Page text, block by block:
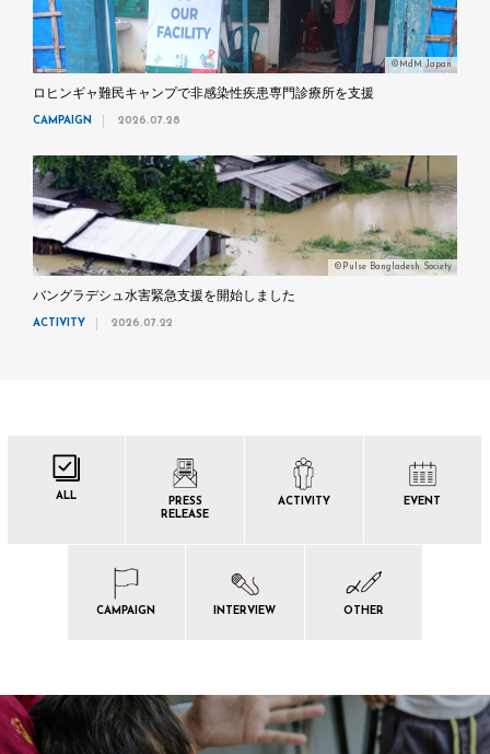
©MdM Japan
ロヒンギャ難民キャンプで非感染性疾患専門診療所を支援
CAMPAIGN 2026.07.28
©Pulse Bangladesh Society
バングラデシュ水害緊急支援を開始しました
ACTIVITY 2026.07.22
ALL
PRESS
RELEASE
ACTIVITY EVENT
CAMPAIGN INTERVIEW OTHER